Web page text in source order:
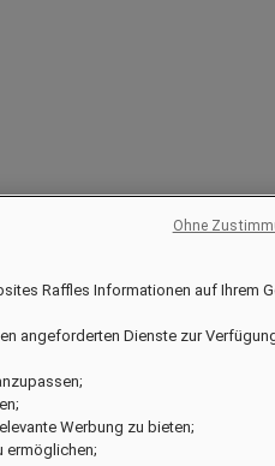
Raffles Informationen auf Ihrem
angeforderten Dienste zur
Werbung zu bieten;
ermöglichen;
Ohne